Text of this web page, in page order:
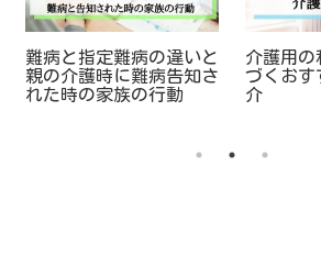
難病と指定難病の違いと
親の介護時に難病告知さ
れた時の家族の行動
介護用の
づくおす
介